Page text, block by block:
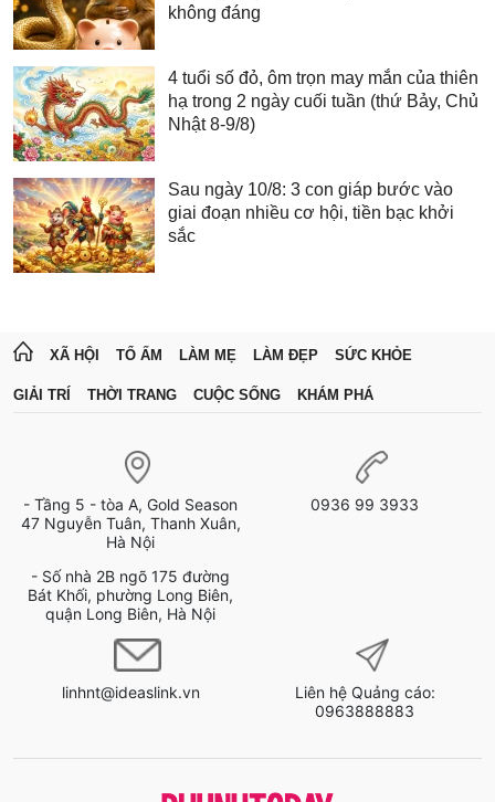
không đáng
4 tuổi số đỏ, ôm trọn may mắn của thiên
hạ trong 2 ngày cuối tuần (thứ Bảy, Chủ
Nhật 8-9/8)
Sau ngày 10/8: 3 con giáp bước vào
giai đoạn nhiều cơ hội, tiền bạc khởi
sắc
XÃ HỘI TỔ ẤM LÀM MẸ LÀM ĐẸP SỨC KHỎE
GIẢI TRÍ THỜI TRANG CUỘC SỐNG KHÁM PHÁ
- Tầng 5 - tòa A, Gold Season
47 Nguyễn Tuân, Thanh Xuân,
Hà Nội
- Số nhà 2B ngõ 175 đường
Bát Khối, phường Long Biên,
quận Long Biên, Hà Nội
0936 99 3933
linhnt@ideaslink.vn
Liên hệ Quảng cáo:
0963888883